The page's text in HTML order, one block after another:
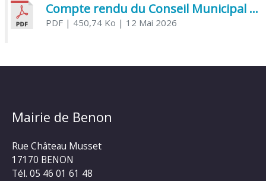
Compte rendu du Conseil Municipal du 06 mai 2026
PDF| 450,74 Ko | 12 Mai 2026
Mairie de Benon
Rue Château Musset
17170 BENON
Tél. 05 46 01 61 48